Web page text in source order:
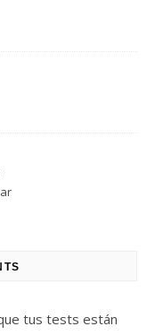
tus tests están